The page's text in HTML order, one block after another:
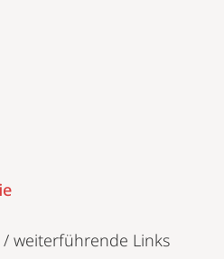
weiterführende Links